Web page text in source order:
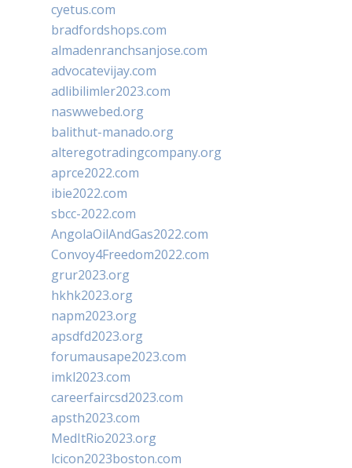
cyetus.com
bradfordshops.com
almadenranchsanjose.com
advocatevijay.com
adlibilimler2023.com
naswwebed.org
balithut-manado.org
alteregotradingcompany.org
aprce2022.com
ibie2022.com
sbcc-2022.com
AngolaOilAndGas2022.com
Convoy4Freedom2022.com
grur2023.org
hkhk2023.org
napm2023.org
apsdfd2023.org
forumausape2023.com
imkl2023.com
careerfaircsd2023.com
apsth2023.com
MedItRio2023.org
lcicon2023boston.com